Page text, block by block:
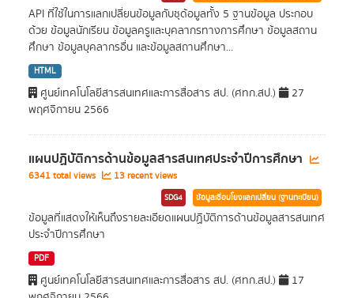
API ที่ใช้ในการแลกเปลี่ยนข้อมูลกับชุด้อมูลทั้ง 5 ฐานข้อมูล ประกอบ
ด้วย ข้อมูลนักเรียน ข้อมูลครูและบุคลากรทางการศึกษา ข้อมูลสถาน
ศึกษา ข้อมูลบุคลากรอื่น และข้อมูลสถานศึกษา...
HTML
ศูนย์เทคโนโลยีสารสนเทศและการสื่อสาร สป. (ศทก.สป.)
27
พฤศจิกายน 2566
แผนปฏิบัติการด้านข้อมูลสารสนเทศประจำปีการศึกษา
6341 total views 13 recent views
SDG4 ข้อมูลเชื่อมโยงแลกเปลี่ยน (ฐานทะเบียน)
ข้อมูลที่แสดงให้เห็นถึงรายละเอียดแผนปฏิบัติการด้านข้อมูลสารสนเทศ
ประจำปีการศึกษา
PDF
ศูนย์เทคโนโลยีสารสนเทศและการสื่อสาร สป. (ศทก.สป.)
17